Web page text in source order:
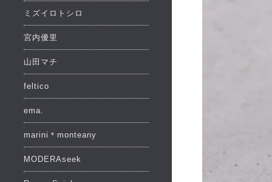
ミズイロトシロ
宮内優里
山田マチ
feltico
ema.
marini＊monteany
MODERAseek